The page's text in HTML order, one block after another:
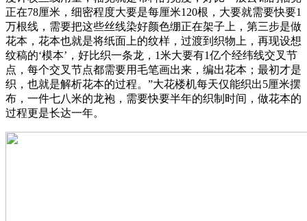
正在78厘米，细密程度大要是每厘米120根，大要就需要快要1
万根线，需要把这些丝线染好颜色绷正在架子上，第三步是做
花本，花本也就是将纸面上的纹样，过渡到织物上，再现设想
纹稿的‘模本’，好比织一条龙，1米大要有1亿个经纬线交叉节
点，每个交叉节点都需要用毛笔画出来，编出花本；最初才是
织，也就是解析花本的过程。”大花楼机每天仅能织出5厘米摆
布，一件七八米的龙袍，需要快要半年的织制时间，做花本的
过程更是长达一年。